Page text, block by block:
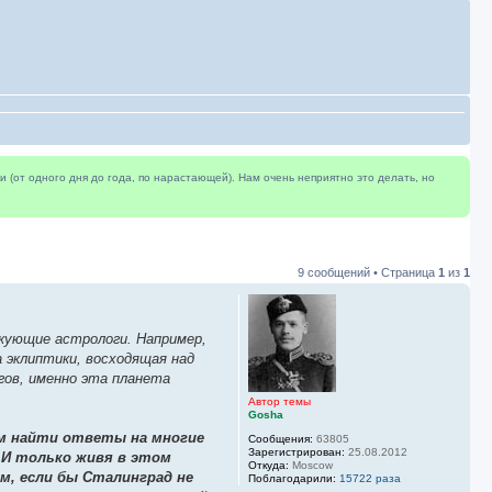
одного дня до года, по нарастающей). Нам очень неприятно это делать, но
9 сообщений • Страница 1 из 1
Автор темы
Gosha
Сообщения: 63805
Зарегистрирован: 25.08.2012
Откуда: Moscow
Поблагодарили: 15722 раза
астрологи. Например,
восходящая над
именно эта планета
найти ответы на многие
И только живя в этом
если бы Сталинград не